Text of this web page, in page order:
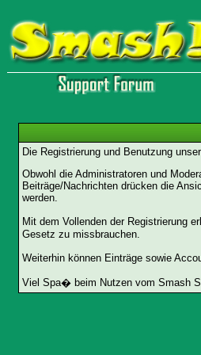
Die Registrierung und Benutzung
Obwohl die Administratoren und
Beiträge/Nachrichten drücken die
werden.
Mit dem Vollenden der Registrierung
Gesetz zu missbrauchen.
Weiterhin können Einträge sowie
Viel Spa� beim Nutzen vom Smash